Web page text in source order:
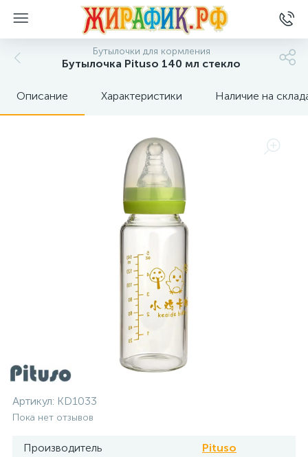
Бутылочки для кормления
Бутылочка Pituso 140 мл стекло
Описание Характеристики Наличие на
Артикул: KD1033
Пока нет отзывов
Производитель Pituso